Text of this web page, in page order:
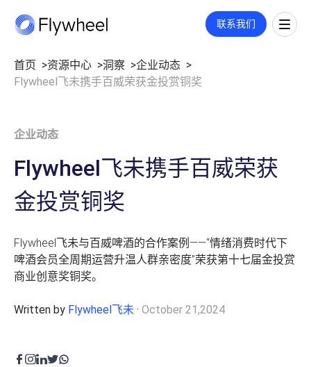
COMMERCE CLOUD
社媒监测
数字货架
零售洞察
搜索
展示与视频
内容优化
覆盖媒体投放、平台运营、创意内容等多板块策略与执行，满足您的定
业绩衡量
指标监测
年度复盘
广告代投
付费搜索
企业动态
关于我们
职业机会
招聘
联系我们
首页 资源中心 洞察
企业动态
Flywheel飞未携手百威荣获金投赏铜奖
企业动态
Flywheel飞未携手百威荣获
金投赏铜奖
Flywheel飞未与百威啤酒的合作案例——“情绪消费时代下
啤酒会员全周期运营升温人群亲密度”荣获第十七届金投赏
商业创意奖铜奖。
Written by Flywheel飞未 · October 21,2024